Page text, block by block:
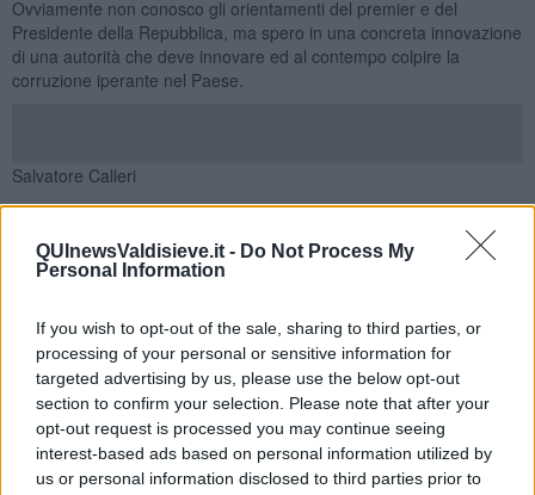
QUInewsValdisieve.it - Do Not Process My
Personal Information
If you wish to opt-out of the sale, sharing to third parties, or
processing of your personal or sensitive information for
targeted advertising by us, please use the below opt-out
section to confirm your selection. Please note that after your
opt-out request is processed you may continue seeing
interest-based ads based on personal information utilized by
us or personal information disclosed to third parties prior to
Ovviamente non conosco gli orientamenti del premier e del
Presidente della Repubblica, ma spero in una concreta innovazione
di una autorità che deve innovare ed al contempo colpire la
corruzione iperante nel Paese.
Salvatore Calleri
Se vuoi leggere le notizie principali della Toscana iscriviti alla
Newsletter QUInews - ToscanaMedia.Arriva gratis tutti i giorni
alle 20:00 direttamente nella tua casella di posta.
Basta cliccareQUI
Ti potrebbe interessare anche: